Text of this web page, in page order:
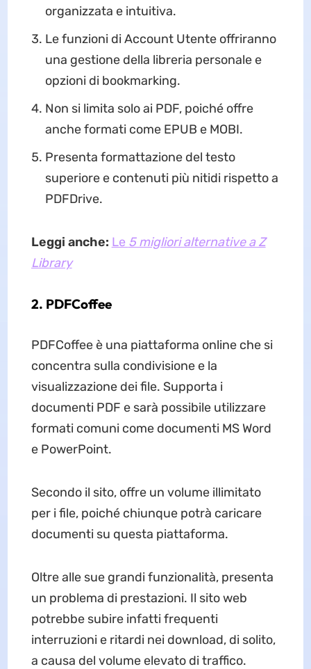
organizzata e intuitiva.
Le funzioni di Account Utente offriranno
una gestione della libreria personale e
opzioni di bookmarking.
Non si limita solo ai PDF, poiché offre
anche formati come EPUB e MOBI.
Presenta formattazione del testo
superiore e contenuti più nitidi rispetto a
PDFDrive.
Leggi anche: Le 5 migliori alternative a Z
Library
2. PDFCoffee
PDFCoffee è una piattaforma online che si
concentra sulla condivisione e la
visualizzazione dei file. Supporta i
documenti PDF e sarà possibile utilizzare
formati comuni come documenti MS Word
e PowerPoint.
Secondo il sito, offre un volume illimitato
per i file, poiché chiunque potrà caricare
documenti su questa piattaforma.
Oltre alle sue grandi funzionalità, presenta
un problema di prestazioni. Il sito web
potrebbe subire infatti frequenti
interruzioni e ritardi nei download, di solito,
a causa del volume elevato di traffico.